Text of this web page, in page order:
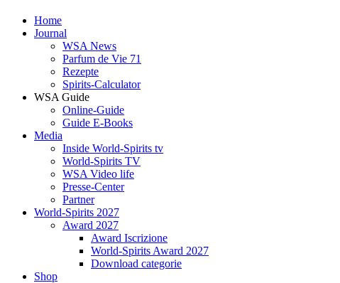
Home
Journal
WSA News
Parfum de Vie 71
Rezepte
Spirits-Calculator
WSA Guide
Online-Guide
Guide E-Books
Media
Inside World-Spirits tv
World-Spirits TV
WSA Video life
Presse-Center
Partner
World-Spirits 2027
Award 2027
Award Iscrizione
World-Spirits Award 2027
Download categorie
Shop